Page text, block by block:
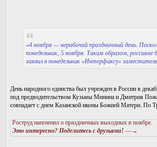
«4 ноября — нерабочий праздничный день.
понедельник, 5 ноября. Таким образом,
заявил в понедельник «Интерфаксу»
День народного единства был учрежден в России в
под предводительством Кузьмы Минина и Дмитрия
совпадает с днем Казанской иконы Божией Матери. По
Роструд напомнил о праздничных выходных в ноябре.
Это интересно? Поделитесь с друзьями! —→